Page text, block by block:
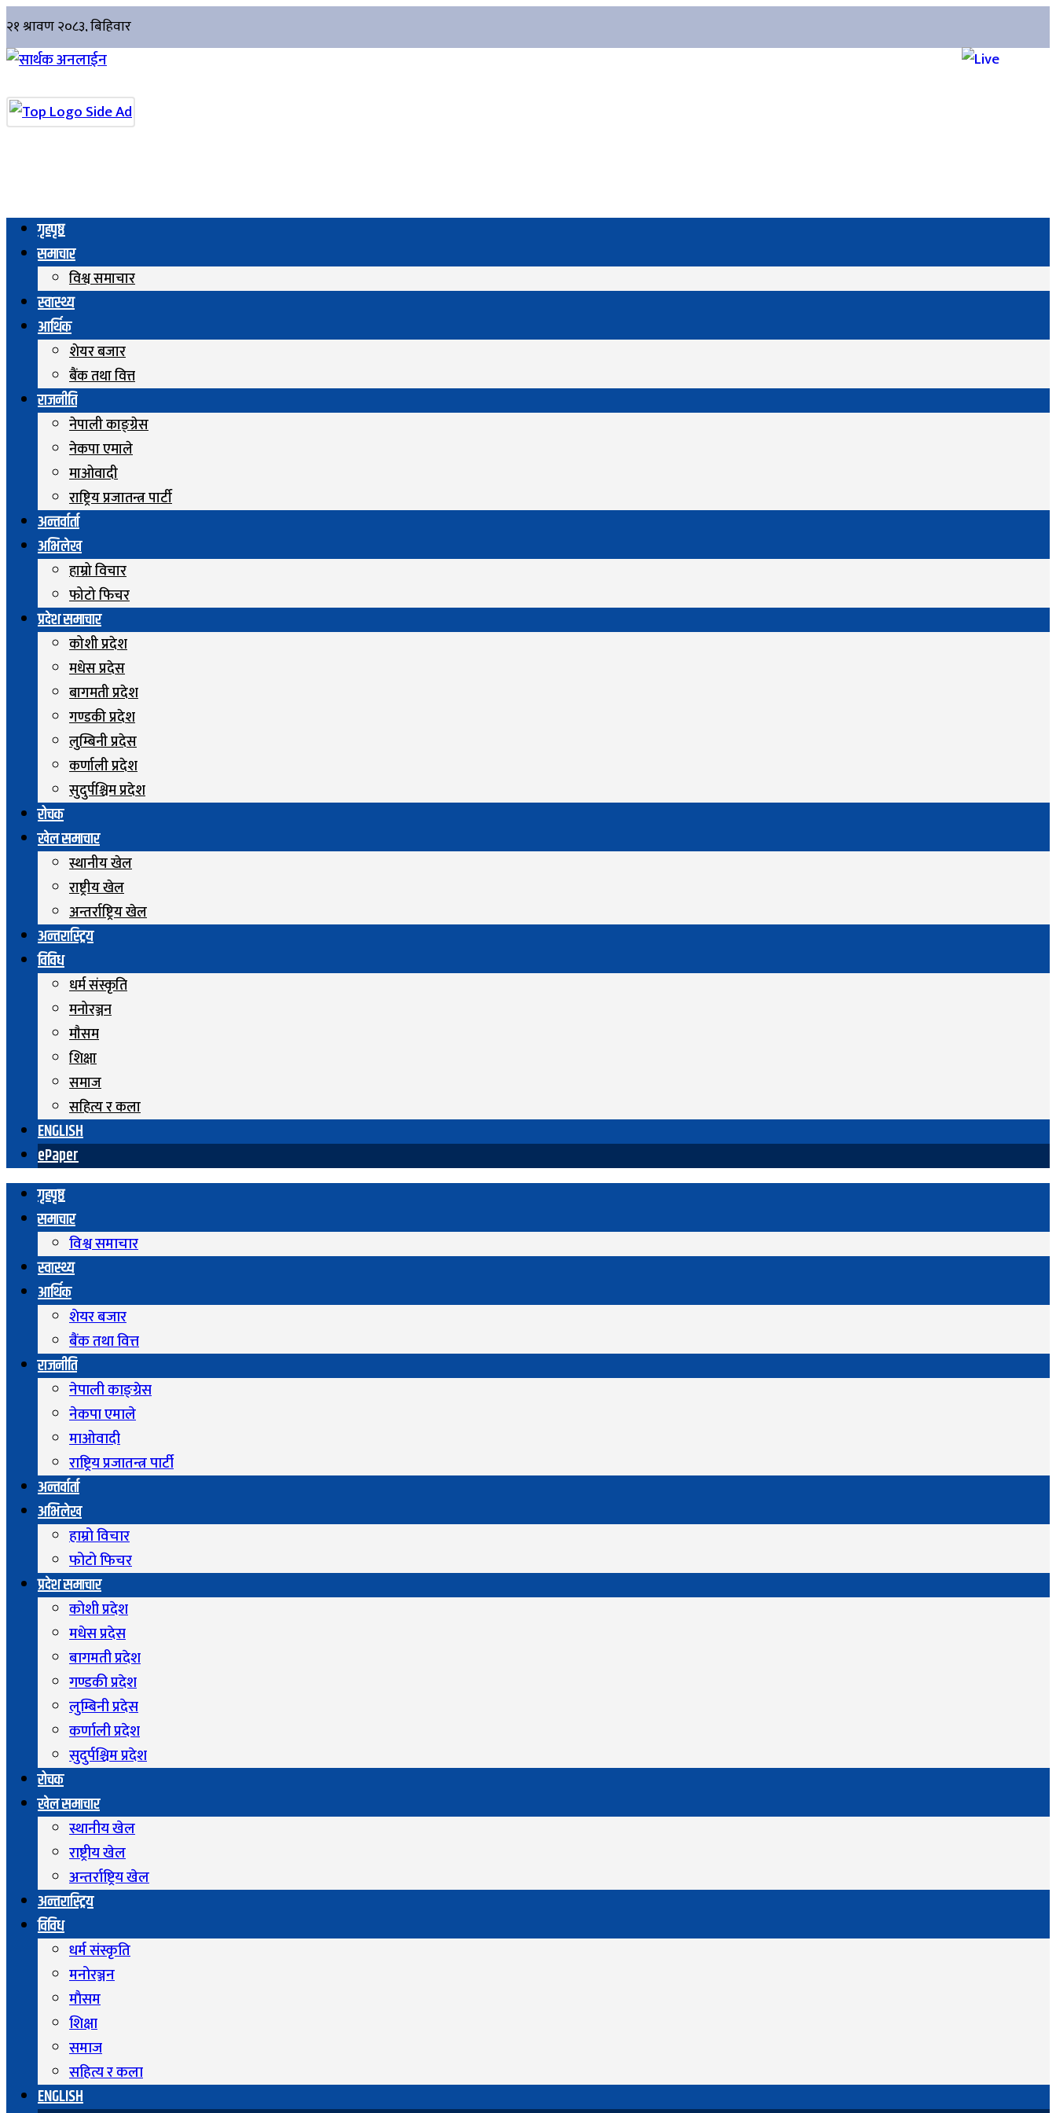
गृहपृष्ठ
समाचार
विश्व समाचार
स्वास्थ्य
आर्थिक
शेयर बजार
बैंक तथा वित्त
राजनीति
नेपाली काङ्ग्रेस
नेकपा एमाले
माओवादी
राष्ट्रिय प्रजातन्त्र पार्टी
अन्तर्वार्ता
अभिलेख
हाम्रो विचार
फोटो फिचर
प्रदेश समाचार
कोशी प्रदेश
मधेस प्रदेस
बागमती प्रदेश
गण्डकी प्रदेश
लुम्बिनी प्रदेस
कर्णाली प्रदेश
सुदुर्पश्चिम प्रदेश
रोचक
खेल समाचार
स्थानीय खेल
राष्ट्रीय खेल
अन्तर्राष्ट्रिय खेल
अन्तरास्ट्रिय
विविध
धर्म संस्कृति
मनोरञ्जन
माैसम
शिक्षा
समाज
सहित्य र कला
ENGLISH
ePaper
गृहपृष्ठ
समाचार
विश्व समाचार
स्वास्थ्य
आर्थिक
शेयर बजार
बैंक तथा वित्त
राजनीति
नेपाली काङ्ग्रेस
नेकपा एमाले
माओवादी
राष्ट्रिय प्रजातन्त्र पार्टी
अन्तर्वार्ता
अभिलेख
हाम्रो विचार
फोटो फिचर
प्रदेश समाचार
कोशी प्रदेश
मधेस प्रदेस
बागमती प्रदेश
गण्डकी प्रदेश
लुम्बिनी प्रदेस
कर्णाली प्रदेश
सुदुर्पश्चिम प्रदेश
रोचक
खेल समाचार
स्थानीय खेल
राष्ट्रीय खेल
अन्तर्राष्ट्रिय खेल
अन्तरास्ट्रिय
विविध
धर्म संस्कृति
मनोरञ्जन
माैसम
शिक्षा
समाज
सहित्य र कला
ENGLISH